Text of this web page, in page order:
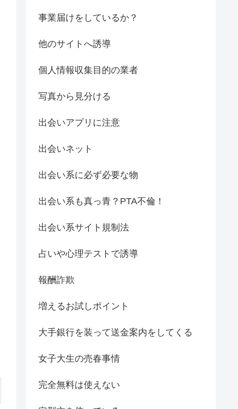
事業届けをしているか？
他のサイトへ誘導
個人情報収集目的の業者
写真から見分ける
出会いアプリに注意
出会いネット
出会い系に必ず必要な物
出会い系も真っ青？PTA不倫！
出会い系サイト規制法
占いや心理テストで誘導
報酬詐欺
増えるお試しポイント
大手銀行を装って送金案内をしてくる
女子大生の売春事情
完全無料は使えない